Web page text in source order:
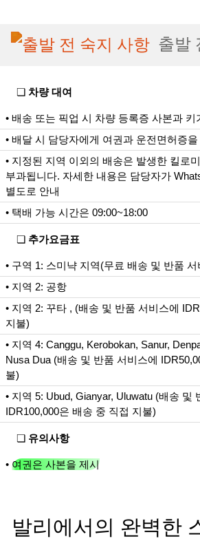
출발
❏ 차량 대여
• 배송 또는 픽업 시 차량 등록증 사본과 키
• 배달 시 담당자에게 여권과 운전면허증
• 지정된 지역 이외의 배송은 발생한 킬로
부과됩니다. 자세한 내용은 담당자가
별도로 안내
• 택배 가능 시간은 09:00~18:00
❏ 추가요금표
• 구역 1: 스미냑 지역(무료 배송 및 반품 서
• 지역 2: 공항
• 지역 2: 꾸타 , (배송 및 반품 서비스에
지불)
• 지역 4: Canggu, Kerobokan, Sanur,
Nusa Dua (배송 및 반품 서비스에
불)
• 지역 5: Ubud, Gianyar, Uluwatu (배송 및
IDR100,000은 배송 중 직접 지불)
❏ 유의사항
• 여권은 사본을 제시
발리에서의 완벽한